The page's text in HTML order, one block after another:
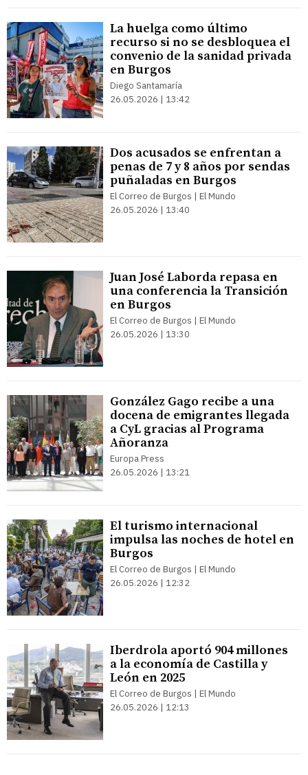
La huelga como último
recurso si no se desbloquea el
convenio de la sanidad privada
en Burgos
Diego Santamaría
26.05.2026 | 13:42
Dos acusados se enfrentan a
penas de 7 y 8 años por sendas
puñaladas en Burgos
El Correo de Burgos | El Mundo
26.05.2026 | 13:40
Juan José Laborda repasa en
una conferencia la Transición
en Burgos
El Correo de Burgos | El Mundo
26.05.2026 | 13:30
González Gago recibe a una
docena de emigrantes llegada
a CyL gracias al Programa
Añoranza
Europa Press
26.05.2026 | 13:21
El turismo internacional
impulsa las noches de hotel en
Burgos
El Correo de Burgos | El Mundo
26.05.2026 | 12:32
Iberdrola aportó 904 millones
a la economía de Castilla y
León en 2025
El Correo de Burgos | El Mundo
26.05.2026 | 12:13